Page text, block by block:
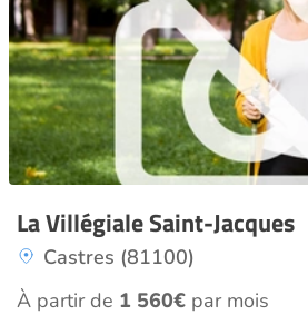
La Villégiale Saint-Jacques
Castres (81100)
À partir de 1 560€ par mois